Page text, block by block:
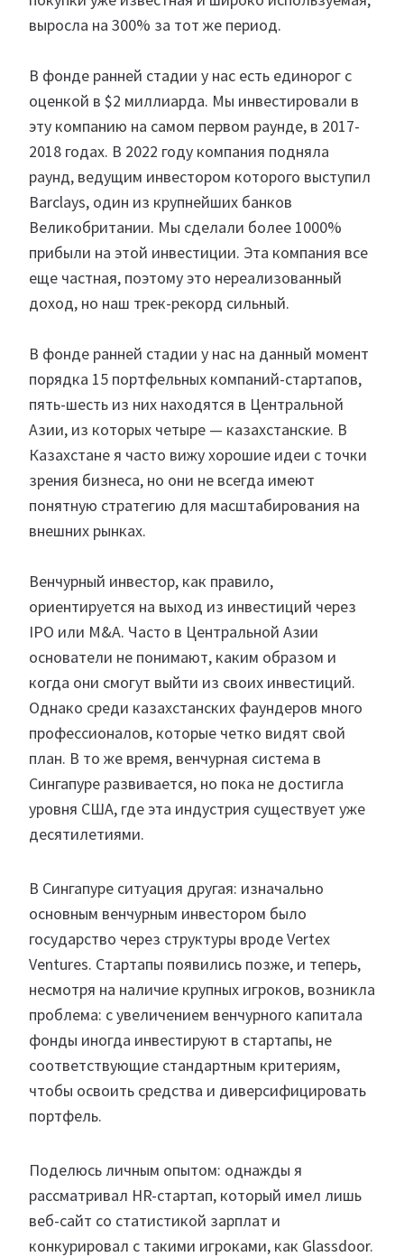
выросла на 300% за тот же период.
В фонде ранней стадии у нас есть единорог с
оценкой в $2 миллиарда. Мы инвестировали в
эту компанию на самом первом раунде, в 2017-
2018 годах. В 2022 году компания подняла
раунд, ведущим инвестором которого выступил
Barclays, один из крупнейших банков
Великобритании. Мы сделали более 1000%
прибыли на этой инвестиции. Эта компания все
еще частная, поэтому это нереализованный
доход, но наш трек-рекорд сильный.
В фонде ранней стадии у нас на данный момент
порядка 15 портфельных компаний-стартапов,
пять-шесть из них находятся в Центральной
Азии, из которых четыре — казахстанские. В
Казахстане я часто вижу хорошие идеи с точки
зрения бизнеса, но они не всегда имеют
понятную стратегию для масштабирования на
внешних рынках.
Венчурный инвестор, как правило,
ориентируется на выход из инвестиций через
IPO или M&A. Часто в Центральной Азии
основатели не понимают, каким образом и
когда они смогут выйти из своих инвестиций.
Однако среди казахстанских фаундеров много
профессионалов, которые четко видят свой
план. В то же время, венчурная система в
Сингапуре развивается, но пока не достигла
уровня США, где эта индустрия существует уже
десятилетиями.
В Сингапуре ситуация другая: изначально
основным венчурным инвестором было
государство через структуры вроде Vertex
Ventures. Стартапы появились позже, и теперь,
несмотря на наличие крупных игроков, возникла
проблема: с увеличением венчурного капитала
фонды иногда инвестируют в стартапы, не
соответствующие стандартным критериям,
чтобы освоить средства и диверсифицировать
портфель.
Поделюсь личным опытом: однажды я
рассматривал HR-стартап, который имел лишь
веб-сайт со статистикой зарплат и
конкурировал с такими игроками, как Glassdoor.